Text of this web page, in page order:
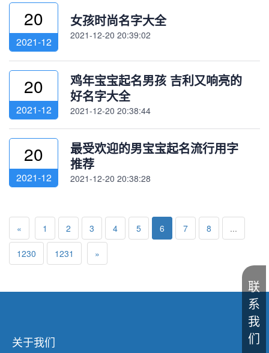
20
2021-12
女孩时尚名字大全
2021-12-20 20:39:02
20
2021-12
鸡年宝宝起名男孩 吉利又响亮的
好名字大全
2021-12-20 20:38:44
20
2021-12
最受欢迎的男宝宝起名流行用字
推荐
2021-12-20 20:38:28
« 1 2 3 4 5 6 7 8 ...
1230 1231 »
联
系
我
们
关于我们